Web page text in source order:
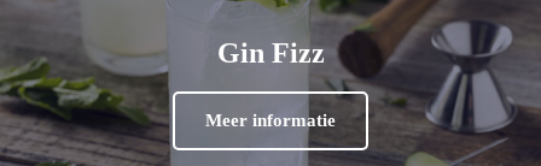
Gin Fizz
Meer informatie